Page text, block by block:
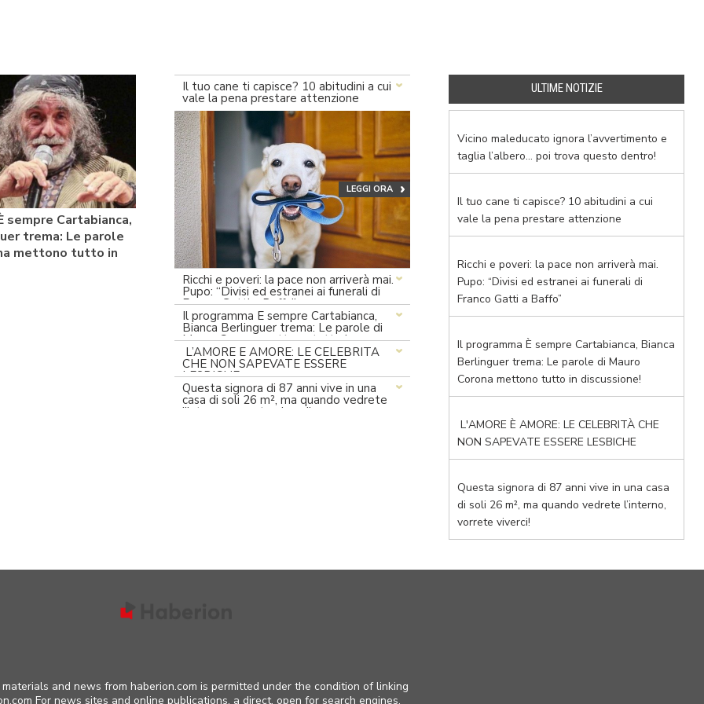
sempre Cartabianca,
trema: Le parole
mettono tutto in
Il tuo cane ti capisce? 10 abitudini a cui
vale la pena prestare attenzione
LEGGI ORA
Ricchi e poveri: la pace non arriverà mai.
Pupo: “Divisi ed estranei ai funerali di
Franco Gatti a Baffo”
Il programma È sempre Cartabianca,
Bianca Berlinguer trema: Le parole di
Mauro Corona mettono tutto in
discussione!
L’AMORE È AMORE: LE CELEBRITÀ
CHE NON SAPEVATE ESSERE
LESBICHE
Questa signora di 87 anni vive in una
casa di soli 26 m², ma quando vedrete
l’interno, vorrete viverci!
ULTIME NOTIZIE
Vicino maleducato ignora l’avvertimento e
taglia l’albero… poi trova questo dentro!
Il tuo cane ti capisce? 10 abitudini a cui
vale la pena prestare attenzione
Ricchi e poveri: la pace non arriverà mai.
Pupo: “Divisi ed estranei ai funerali di
Franco Gatti a Baffo”
Il programma È sempre Cartabianca, Bianca
Berlinguer trema: Le parole di Mauro
Corona mettono tutto in discussione!
L'AMORE È AMORE: LE CELEBRITÀ CHE
NON SAPEVATE ESSERE LESBICHE
Questa signora di 87 anni vive in una casa
di soli 26 m², ma quando vedrete l’interno,
vorrete viverci!
and news from haberion.com is permitted under the condition of linking
For news sites and online publications, a direct, open for search engines,